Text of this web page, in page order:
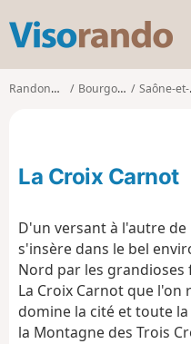
s
o
o
Randonnées Bourgogne Saône-et-Loire
La Croix Carnot
D'un versant à l'autre de
s'insère dans le bel
Nord par les grandioses
La Croix Carnot que
domine la cité et toute
la Montagne des Trois